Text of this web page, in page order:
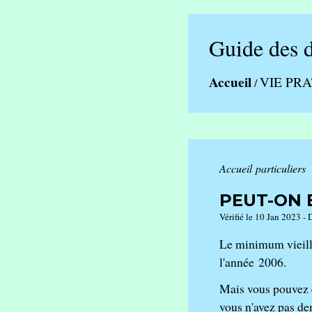
Guide des
Accueil/VIE
Accueil particuliers
PEUT-ON
Vérifié le 10 Jan 2023 -
Le minimum
l'année 2006.
Mais vous
vous n'avez pas